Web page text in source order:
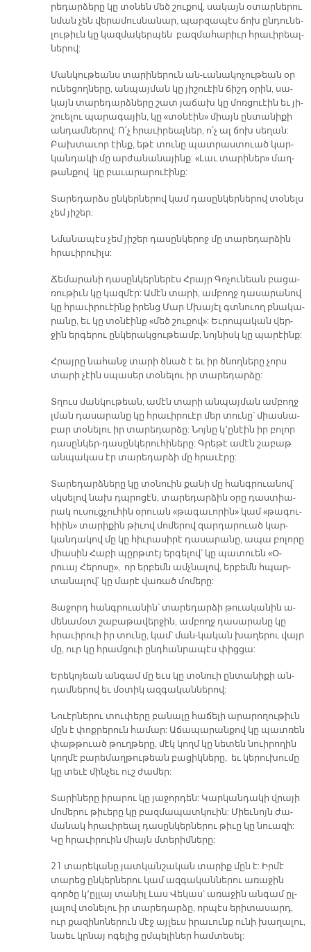
րե­դար­ձե­րը կը տօ­նեն մեծ շու­քով, սա­կայն օ­տար­նե­րու
նման չեն վե­րա­մուս­նա­նար, պար­զա­պէս ճոխ ըն­դու­նե­
լու­թիւն կը կազ­մա­կեր­պեն բազ­մա­հա­րիւր հրա­ւի­րեալ­
նե­րով:
Ման­կու­թեանս տա­րի­նե­րուն ա­ն-ւա­նա­կո­չու­թեան օր
ու­նե­ցող­նե­րը, ան­պայ­ման կը յի­շուէին ճիշդ օ­րին, սա­
կայն տա­րե­դարձ­նե­րը շատ յա­ճախ կը մոռ­ցուէին եւ յի­
շուե­լու պա­րա­գա­յին, կը «տօ­նէին» միայն ըն­տա­նի­քի
ան­դամ­նե­րով: Ո՛չ հրա­ւի­րեալ­ներ, ո՛չ ալ ճոխ սե­ղան:
Բախ­տա­ւոր էինք, ե­թէ տու­նը պատ­րաս­տուած կար­
կան­դա­կի մը ար­ժա­նա­նա­յինք: «Լաւ տա­րի­ներ» մաղ­
թան­քով կը բա­ւա­րա­րուէինք:
Տա­րե­դարձս ըն­կեր­նե­րով կամ դա­սըն­կեր­նե­րով տօ­նելս
չեմ յի­շեր:
Նմա­նա­պէս չեմ յի­շեր դա­սըն­կե­րոջ մը տա­րե­դար­ձին
հրա­ւի­րուիլս:
Ճե­մա­րա­նի դա­սըն­կեր­նե­րէս Հրայր Գո­չու­նեան բա­ցա­
ռու­թիւն կը կազ­մէր: Ա­մէն տա­րի, ամ­բողջ դա­սա­րա­նով
կը հրա­ւի­րուէինք ի­րենց Մար Մխա­յէլ գտնուող բնա­կա­
րա­նը, եւ կը տօ­նէինք «մեծ շու­քով»: Եւ­րո­պա­կան վեր­
ջին եր­գե­րու ըն­կե­րակ­ցու­թեամբ, նոյ­նիսկ կը պա­րէինք:
Հրայ­րը նա­հանջ տա­րի ծնած է եւ իր ծնող­նե­րը չորս
տա­րի չէին սպա­սեր տօ­նե­լու իր տա­րե­դար­ձը:
Տղուս ման­կու­թեան, ա­մէն տա­րի ան­պայ­ման ամ­բողջ
լման դա­սա­րա­նը կը հրա­ւի­րուէր մեր տու­նը՝ միաս­նա­
բար տօ­նե­լու իր տա­րե­դար­ձը: Նոյ­նը կ՚ը­նէին իր բո­լոր
դա­սըն­կեր-դա­սըն­կե­րու­հի­նե­րը: Գրե­թէ ա­մէն շա­բաթ
ան­պա­կաս էր տա­րե­դար­ձի մը հրա­ւէ­րը:
Տա­րե­դարձ­նե­րը կը տօ­նուին քա­նի մը հանգ­րուա­նով՝
սկսե­լով նախ դպրո­ցէն, տա­րե­դար­ձին օ­րը դաս­տիա­
րակ ու­սուց­չու­հին օ­րուան «թա­գա­ւո­րին» կամ «թա­գու­
հիին» տա­րի­քին թի­ւով մո­մե­րով զար­դարուած կար­
կան­դա­կով մը կը հիւ­րա­սի­րէ դա­սա­րա­նը, ա­պա բո­լո­րը
միա­սին Հա­բի պըրթ­տէյ եր­գե­լով՝ կը պա­տուեն «Օ­
րուայ Հե­րո­սը», որ եր­բեմն ամչ­նա­լով, եր­բեմն հպար­
տա­նա­լով՝ կը մա­րէ վա­ռած մո­մե­րը:
Յա­ջորդ հանգ­րուա­նին՝ տա­րե­դար­ձի թուա­կա­նին ա­
մե­նա­մօտ շա­բա­թա­վեր­ջին, ամ­բողջ դա­սա­րա­նը կը
հրա­ւի­րուի իր տու­նը, կամ՝ ման­-կա­կան խա­ղե­րու վայր
մը, ուր կը հրամ­ցուի ընդ­հան­րա­պէս փից­ցա:
Ե­րե­կո­յեան ան­գամ մը եւս կը տօնուի ըն­տա­նի­քի ան­
դամ­նե­րով եւ մօ­տիկ ազ­գա­կան­նե­րով:
Նուէր­նե­րու տու­փե­րը բա­նա­լը հա­ճե­լի ա­րա­րո­ղու­թիւն
մըն է փոք­րե­րուն հա­մար: Ա­ճա­պա­րան­քով կը պատ­ռեն
փաթ­թուած թուղ­թե­րը, մէկ կողմ կը նե­տեն նուի­րո­ղին
կող­մէ բա­րե­մաղ­թու­թեան բա­ցիկ­նե­րը, եւ կե­րու­խու­մը
կը տե­ւէ մին­չեւ ուշ ժա­մեր:
Տա­րի­նե­րը ի­րա­րու կը յա­ջոր­դեն: Կար­կան­դա­կի վրա­յի
մո­մե­րու թի­ւե­րը կը բազ­մա­պատ­կուին: Միեւ­նոյն ժա­
մա­նակ հրա­ւի­րեալ դա­սըն­կեր­նե­րու թի­ւը կը նուա­զի:
Կը հրա­ւի­րուին միայն մտե­րիմ­նե­րը:
21 տա­րե­կա­նը յատ­կան­շա­կան տա­րիք մըն է: Իր­մէ
տա­րեց ըն­կեր­նե­րու կամ ազ­գա­կան­նե­րու ա­ռա­ջին
գոր­ծը կ՚ըլ­լայ տա­նիլ Լաս Վե­կաս՝ ա­ռա­ջին ան­գամ ըլ­
լա­լով տօ­նե­լու իր տա­րե­դար­ձը, որ­պէս ե­րի­տա­սարդ,
ուր քա­զի­նո­նե­րուն մէջ այ­լեւս ի­րա­ւունք ու­նի խա­ղա­լու,
նաեւ կրնայ ո­գե­լից ըմ­պե­լի­ներ համ­տե­սել: